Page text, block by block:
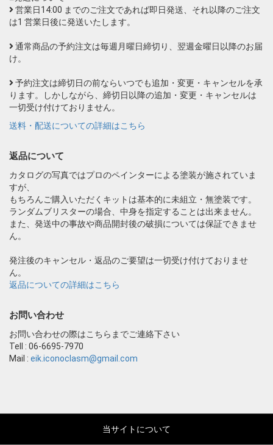
営業日14:00 までのご注文であれば即日発送、それ以降のご注文
は1 営業日後に発送いたします。
通常商品の予約注文は毎週月曜日締切り、翌週金曜日以降のお届
け。
予約注文は締切日の前ならいつでも追加・変更・キャンセルを承
ります。しかしながら、締切日以降の追加・変更・キャンセルは
一切受け付けておりません。
送料・配送についての詳細はこちら
返品について
カタログの写真ではプロのペインターによる塗装が施されていま
すが、
もちろんご購入いただくキットは基本的に未組立・無塗装です。
ランダムブリスターの場合、中身を指定することは出来ません。
また、発送中の事故や商品開封後の破損については保証できませ
ん。
発注後のキャンセル・返品のご要望は一切受け付けておりませ
ん。
返品についての詳細はこちら
お問い合わせ
お問い合わせの際はこちらまでご連絡下さい
Tell : 06-6695-7970
Mail : eik.iconoclasm@gmail.com
当サイトについて